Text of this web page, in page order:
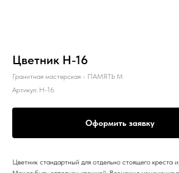
Цветник H-16
Гранитная мастерская - ПАМЯТЬ М
Артикул: H-16
Оформить заявку
Цветник стандартный для отдельно стоящего креста